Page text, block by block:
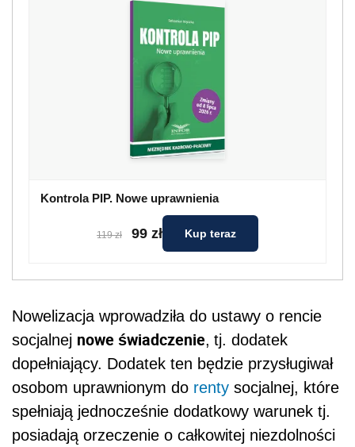
Kontrola PIP. Nowe uprawnienia
119 zł 99 zł Kup teraz
Nowelizacja wprowadziła do ustawy o rencie
socjalnej nowe świadczenie, tj. dodatek
dopełniający. Dodatek ten będzie przysługiwał
osobom uprawnionym do renty socjalnej, które
spełniają jednocześnie dodatkowy warunek tj.
posiadają orzeczenie o całkowitej niezdolności